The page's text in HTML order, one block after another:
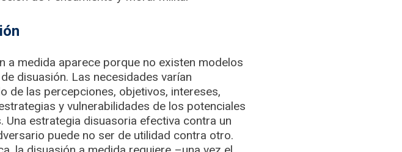
a medida aparece porque no existen modelos
disuasión. Las necesidades varían
de las percepciones, objetivos, intereses,
y vulnerabilidades de los potenciales
Una estrategia disuasoria efectiva contra un
puede no ser de utilidad contra otro.